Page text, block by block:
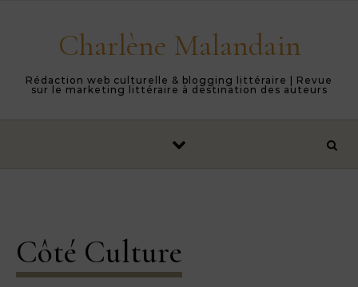
Charlène Malandain
Rédaction web culturelle & blogging littéraire | Revue
sur le marketing littéraire à destination des auteurs
Côté Culture